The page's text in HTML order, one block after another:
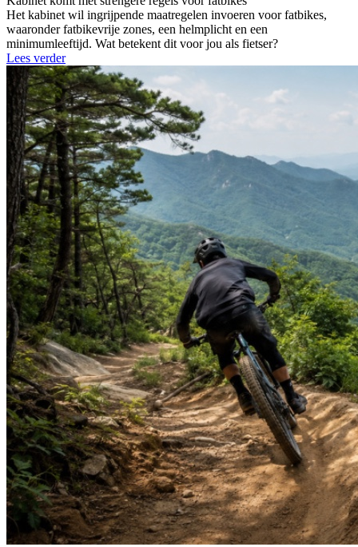
Het kabinet wil ingrijpende maatregelen invoeren voor fatbikes,
waaronder fatbikevrije zones, een helmplicht en een
minimumleeftijd. Wat betekent dit voor jou als fietser?
Lees verder